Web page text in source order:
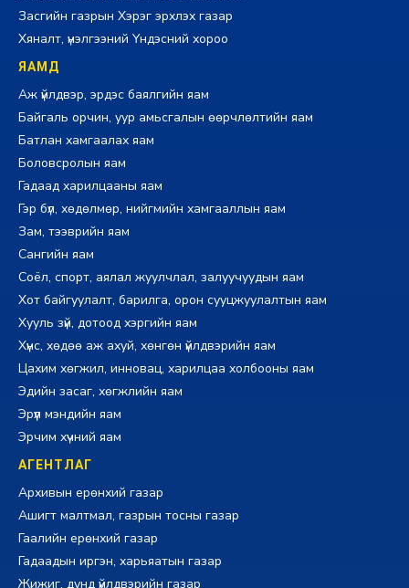
Засгийн газрын Хэрэг эрхлэх газар
Хяналт, үнэлгээний Үндэсний хороо
ЯАМД
Аж үйлдвэр, эрдэс баялгийн яам
Байгаль орчин, уур амьсгалын өөрчлөлтийн яам
Батлан хамгаалах яам
Боловсролын яам
Гадаад харилцааны яам
Гэр бүл, хөдөлмөр, нийгмийн хамгааллын яам
Зам, тээврийн яам
Сангийн яам
Соёл, спорт, аялал жуулчлал, залуучуудын яам
Хот байгуулалт, барилга, орон сууцжуулалтын яам
Хууль зүй, дотоод хэргийн яам
Хүнс, хөдөө аж ахуй, хөнгөн үйлдвэрийн яам
Цахим хөгжил, инновац, харилцаа холбооны яам
Эдийн засаг, хөгжлийн яам
Эрүүл мэндийн яам
Эрчим хүчний яам
АГЕНТЛАГ
Архивын ерөнхий газар
Ашигт малтмал, газрын тосны газар
Гаалийн ерөнхий газар
Гадаадын иргэн, харьяатын газар
Жижиг, дунд үйлдвэрийн газар